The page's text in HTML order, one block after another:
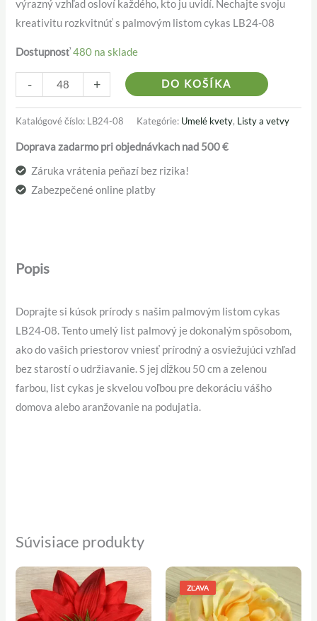
výrazný vzhľad osloví každého, kto ju uvidí. Nechajte svoju
kreativitu rozkvitnúť s palmovým listom cykas LB24-08
Dostupnosť480 na sklade
- + DO KOŠÍKA
Katalógové číslo: LB24-08 Kategórie: Umelé kvety, Listy a vetvy
Doprava zadarmo pri objednávkach nad 500 €
Záruka vrátenia peňazí bez rizika!
Zabezpečené online platby
Popis
Doprajte si kúsok prírody s našim palmovým listom cykas
LB24-08. Tento umelý list palmový je dokonalým spôsobom,
ako do vašich priestorov vniesť prírodný a osviežujúci vzhľad
bez starostí o udržiavanie. S jej dĺžkou 50 cm a zelenou
farbou, list cykas je skvelou voľbou pre dekoráciu vášho
domova alebo aranžovanie na podujatia.
Súvisiace produkty
ZĽAVA
Pôvodná
cena
bola:
0,39 €.
Aktuálna
cena
je:
0,35 €.